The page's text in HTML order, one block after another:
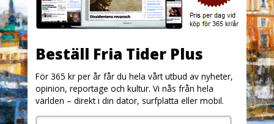
Beställ Fria Tider Plus
För 365 kr per år får du hela vårt utbud av nyheter,
opinion, reportage och kultur. Vi nås från hela
världen – direkt i din dator, surfplatta eller mobil.